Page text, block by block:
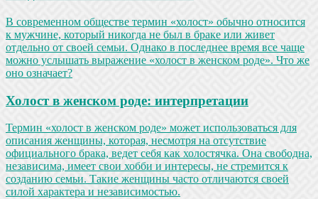
В современном обществе термин «холост» обычно относится
к мужчине, который никогда не был в браке или живет
отдельно от своей семьи. Однако в последнее время все чаще
можно услышать выражение «холост в женском роде». Что же
оно означает?
Холост в женском роде: интерпретации
Термин «холост в женском роде» может использоваться для
описания женщины, которая, несмотря на отсутствие
официального брака, ведет себя как холостячка. Она свободна,
независима, имеет свои хобби и интересы, не стремится к
созданию семьи. Такие женщины часто отличаются своей
силой характера и независимостью.